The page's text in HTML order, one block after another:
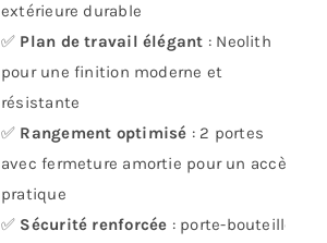
extérieure durable
✅ Plan de travail élégant : Neolith
pour une finition moderne et
résistante
✅ Rangement optimisé : 2 portes
avec fermeture amortie pour un accès
pratique
✅ Sécurité renforcée : porte-bouteille